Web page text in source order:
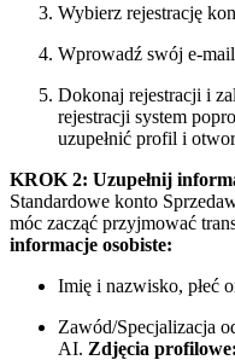
Wybierz rejestrację
Wprowadź swój e-
Dokonaj rejestracji i
rejestracji system
uzupełnić profil i
KROK 2: Uzupełnij
Standardowe konto
móc zacząć przyjmować
informacje osobiste:
Imię i nazwisko, płeć
Zawód/Specjalizacja
AI. Zdjęcia profilowe: